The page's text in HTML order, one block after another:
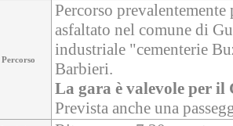
Percorso
Percorso
asfaltato nel comune di
industriale "cementerie
Barbieri.
La gara è valevole per
Prevista anche una